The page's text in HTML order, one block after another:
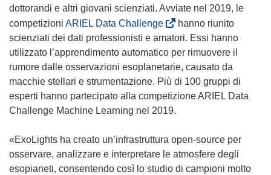
u
o
v
a
f
i
n
t
r
a
n
a
p
r
e
i
n
u
n
a
u
o
v
dottorandi e altri giovani scienziati. Avviate nel 2019, le
competizioni ARIEL Data Challenge(
s
i
a
p
r
e
n
u
n
hanno riunito
scienziati dei dati professionisti e amatori. Essi hanno
utilizzato l’apprendimento automatico per rimuovere il
rumore dalle osservazioni esoplanetarie, causato da
macchie stellari e strumentazione. Più di 100 gruppi di
esperti hanno partecipato alla competizione ARIEL Data
Challenge Machine Learning nel 2019.
«ExoLights ha creato un’infrastruttura open-source per
osservare, analizzare e interpretare le atmosfere degli
esopianeti, consentendo così lo studio di campioni molto